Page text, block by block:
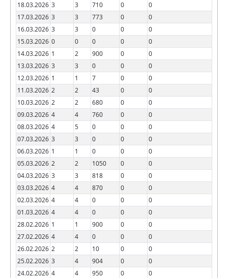
18.03.2026 3 3 710 0
0
17.03.2026 3 3 773 0
0
16.03.2026 3 3 0 0
0
15.03.2026 0 0 0 0
0
14.03.2026 1 2 900 0
0
13.03.2026 3 3 0 0
0
12.03.2026 1 1 7 0
0
11.03.2026 2 2 43 0
0
10.03.2026 2 2 680 0
0
09.03.2026 4 4 760 0
0
08.03.2026 4 5 0 0
0
07.03.2026 3 3 0 0
0
06.03.2026 1 1 0 0
0
05.03.2026 2 2 1050 0
0
04.03.2026 3 3 818 0
0
03.03.2026 4 4 870 0
0
02.03.2026 4 4 0 0
0
01.03.2026 4 4 0 0
0
28.02.2026 1 1 900 0
0
27.02.2026 4 4 0 0
0
26.02.2026 2 2 10 0
0
25.02.2026 3 4 904 0
0
24.02.2026 4 4 950 0
0